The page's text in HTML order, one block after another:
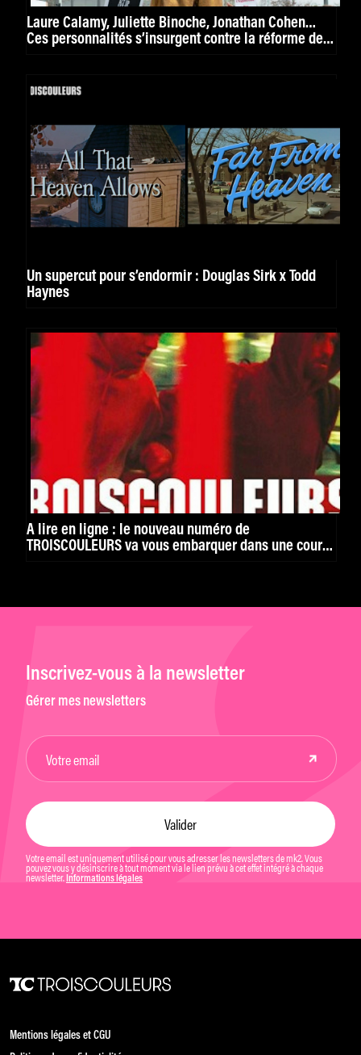
Laure Calamy, Juliette Binoche, Jonathan Cohen…
Ces personnalités s’insurgent contre la réforme des
Un supercut pour s’endormir : Douglas Sirk x Todd
Haynes
À lire en ligne : le nouveau numéro de
TROISCOULEURS va vous embarquer dans une course
Inscrivez-vous à la newsletter
Gérer mes newsletters
Votre email est uniquement utilisé pour vous adresser les newsletters de mk2. Vous
pouvez vous y désinscrire à tout moment via le lien prévu à cet effet intégré à chaque
newsletter. Informations légales
Mentions légales et CGU